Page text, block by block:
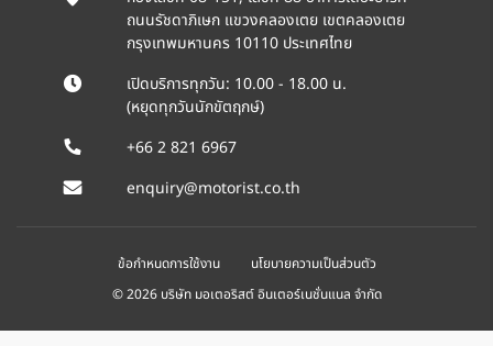
ถนนรัชดาภิเษก แขวงคลองเตย เขตคลองเตย
กรุงเทพมหานคร 10110 ประเทศไทย
เปิดบริการทุกวัน: 10.00 - 18.00 น.
(หยุดทุกวันนักขัตฤกษ์)
+66 2 821 6967
enquiry@motorist.co.th
ข้อกำหนดการใช้งาน
นโยบายความเป็นส่วนตัว
© 2026 บริษัท มอเตอริสต์ อินเตอร์เนชั่นแนล จำกัด